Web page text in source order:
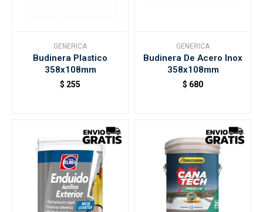
GENERICA
Budinera Plastico
358x108mm
$ 255
GENERICA
Budinera De Acero Inox
358x108mm
$ 680